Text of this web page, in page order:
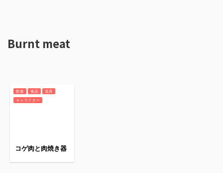
Burnt meat
飲食 食品
道具
キャラクター
コゲ肉と肉焼き器